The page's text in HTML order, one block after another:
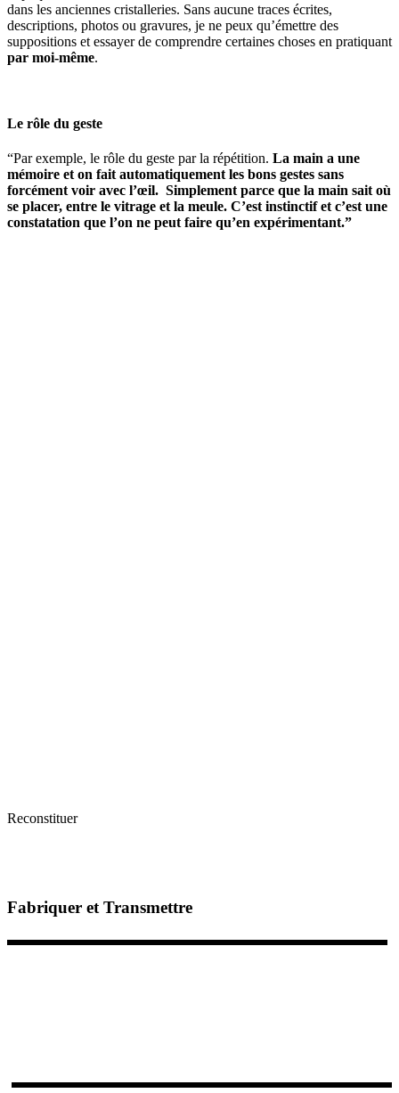
dans les anciennes cristalleries. Sans aucune traces écrites,
descriptions, photos ou gravures, je ne peux qu’émettre des
suppositions et essayer de comprendre certaines choses en pratiquant
par moi-même.
Le rôle du geste
“Par exemple, le rôle du geste par la répétition. La main a une
mémoire et on fait automatiquement les bons gestes sans
forcément voir avec l’œil. Simplement parce que la main sait où
se placer, entre le vitrage et la meule. C’est instinctif et c’est une
constatation que l’on ne peut faire qu’en expérimentant.”
Reconstituer
Fabriquer et Transmettre